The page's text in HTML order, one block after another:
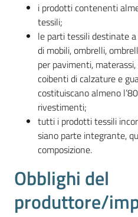
Stampa
Seguici
i prodotti contenenti
tessili;
le parti tessili destinate
di mobili, ombrelli,
per pavimenti,
coibenti di calzature e
costituiscano almeno
rivestimenti;
tutti i prodotti tessili
siano parte integrante,
composizione.
Obblighi del
produttore/